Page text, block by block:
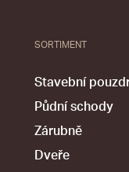
SORTIMENT
Stavební
Půdní schody
Zárubně
Dveře